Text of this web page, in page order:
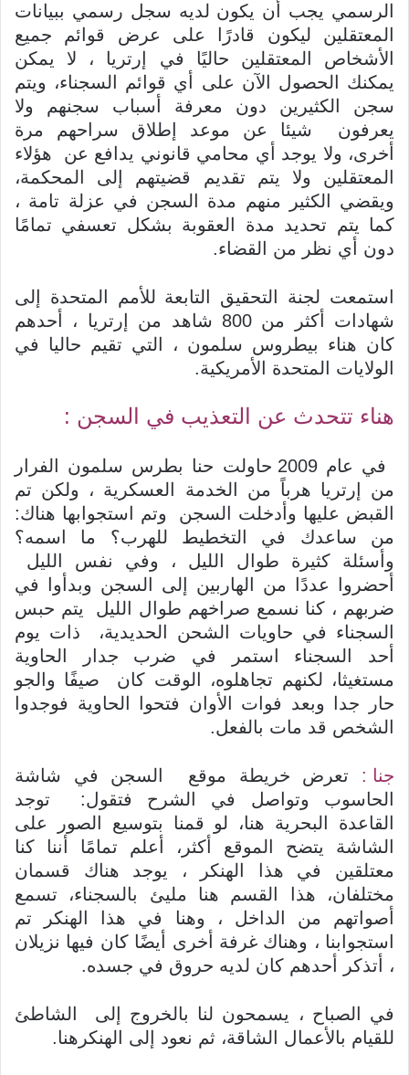
الرسمي يجب أن يكون لديه سجل رسمي ببيانات
المعتقلين ليكون قادرًا على عرض قوائم جميع
الأشخاص المعتقلين حاليًا في إرتريا ، لا يمكن
يمكنك الحصول الآن على أي قوائم السجناء، ويتم
سجن الكثيرين دون معرفة أسباب سجنهم ولا
يعرفون شيئا عن موعد إطلاق سراحهم مرة
أخرى، ولا يوجد أي محامي قانوني يدافع عن هؤلاء
المعتقلين ولا يتم تقديم قضيتهم إلى المحكمة،
ويقضي الكثير منهم مدة السجن في عزلة تامة ،
كما يتم تحديد مدة العقوبة بشكل تعسفي تمامًا
دون أي نظر من القضاء.
استمعت لجنة التحقيق التابعة للأمم المتحدة إلى
شهادات أكثر من 800 شاهد من إرتريا ، أحدهم
كان هناء بيطروس سلمون ، التي تقيم حاليا في
الولايات المتحدة الأمريكية.
هناء تتحدث عن التعذيب في السجن :
في عام 2009 حاولت حنا بطرس سلمون الفرار
من إرتريا هرباً من الخدمة العسكرية ، ولكن تم
القبض عليها وأدخلت السجن وتم استجوابها هناك:
من ساعدك في التخطيط للهرب؟ ما اسمه؟
وأسئلة كثيرة طوال الليل ، وفي نفس الليل
أحضروا عددًا من الهاربين إلى السجن وبدأوا في
ضربهم ، كنا نسمع صراخهم طوال الليل يتم حبس
السجناء في حاويات الشحن الحديدية، ذات يوم
أحد السجناء استمر في ضرب جدار الحاوية
مستغيثا، لكنهم تجاهلوه، الوقت كان صيفًا والجو
حار جدا وبعد فوات الأوان فتحوا الحاوية فوجدوا
الشخص قد مات بالفعل.
جنا : تعرض خريطة موقع السجن في شاشة
الحاسوب وتواصل في الشرح فتقول: توجد
القاعدة البحرية هنا، لو قمنا بتوسيع الصور على
الشاشة يتضح الموقع أكثر، أعلم تمامًا أننا كنا
معتلقين في هذا الهنكر ، يوجد هناك قسمان
مختلفان، هذا القسم هنا مليئ بالسجناء، تسمع
أصواتهم من الداخل ، وهنا في هذا الهنكر تم
استجوابنا ، وهناك غرفة أخرى أيضًا كان فيها نزيلان
، أتذكر أحدهم كان لديه حروق في جسده.
في الصباح ، يسمحون لنا بالخروج إلى الشاطئ
للقيام بالأعمال الشاقة، ثم نعود إلى الهنكرهنا.